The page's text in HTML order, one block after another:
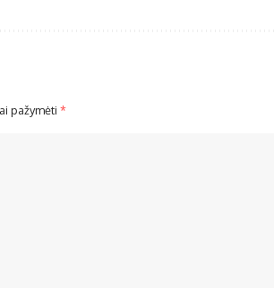
pažymėti *